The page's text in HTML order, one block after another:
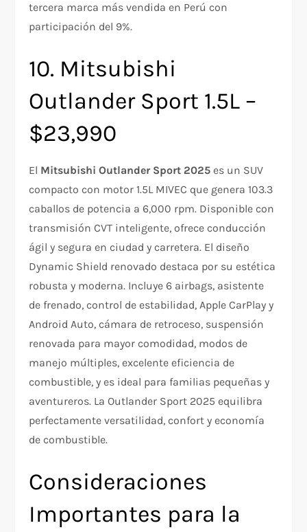
tercera marca más vendida en Perú con
participación del 9%.​​
10. Mitsubishi
Outlander Sport 1.5L –
$23,990
El Mitsubishi Outlander Sport 2025 es un SUV
compacto con motor 1.5L MIVEC que genera 103.3
caballos de potencia a 6,000 rpm. Disponible con
transmisión CVT inteligente, ofrece conducción
ágil y segura en ciudad y carretera. El diseño
Dynamic Shield renovado destaca por su estética
robusta y moderna. Incluye 6 airbags, asistente
de frenado, control de estabilidad, Apple CarPlay y
Android Auto, cámara de retroceso, suspensión
renovada para mayor comodidad, modos de
manejo múltiples, excelente eficiencia de
combustible, y es ideal para familias pequeñas y
aventureros. La Outlander Sport 2025 equilibra
perfectamente versatilidad, confort y economía
de combustible.​​
Consideraciones
Importantes para la